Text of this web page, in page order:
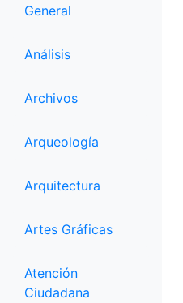
General
Análisis
Archivos
Arqueología
Arquitectura
Artes Gráficas
Atención
Ciudadana